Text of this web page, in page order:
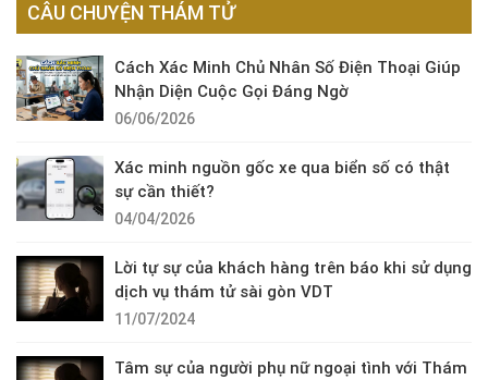
CÂU CHUYỆN THÁM TỬ
Cách Xác Minh Chủ Nhân Số Điện Thoại Giúp
Nhận Diện Cuộc Gọi Đáng Ngờ
06/06/2026
Xác minh nguồn gốc xe qua biển số có thật
sự cần thiết?
04/04/2026
Lời tự sự của khách hàng trên báo khi sử dụng
dịch vụ thám tử sài gòn VDT
11/07/2024
Tâm sự của người phụ nữ ngoại tình với Thám